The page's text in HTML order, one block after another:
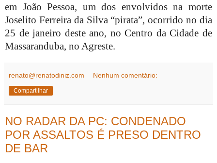
em João Pessoa, um dos envolvidos na morte
Joselito Ferreira da Silva “pirata”, ocorrido no dia
25 de janeiro deste ano, no Centro da Cidade de
Massaranduba, no Agreste.
renato@renatodiniz.com Nenhum comentário:
Compartilhar
NO RADAR DA PC: CONDENADO
POR ASSALTOS É PRESO DENTRO
DE BAR